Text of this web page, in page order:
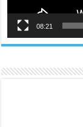
08:21